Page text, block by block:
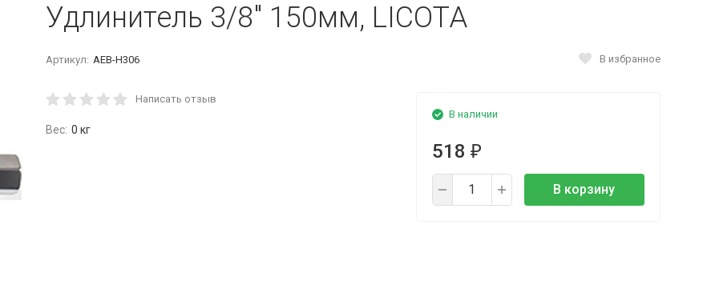
Удлинитель 3/8" 150мм, LICOTA
Артикул: AEB-H306 В избранное
Написать отзыв
Вес: 0 кг
В наличии
518 ₽
В корзину